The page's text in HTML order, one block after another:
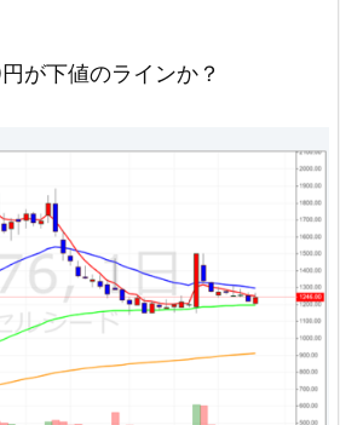
が下値のラインか？